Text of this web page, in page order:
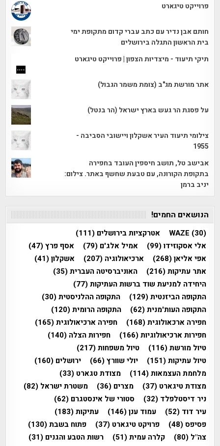
פרוייקט טיגארט
חותם אבן נדיר עם כתב עברי קדום מתקופת ימי
בית הראשון התגלה בירושלים
תיקי תיעוד - מיצדיות הצפון | פרוייקט טיגארט
אתר מורשת מג"ב (צומת משמר הגבול)
על פסגת הר געש בארץ ישראל (הר בנטל)
צילומי תיעוד העיר אשקלון ויישובי הסביבה -
1955
אבישב טל, תושב חיספין העובד בחפירה
בתקופת הקורונה, עם טבעת שחשף באתר. צילום:
יניב ברמן
הנושאים החמים!
WAZE (30) אטרקציות בירושלים (111)
אלי אסקוזידו(99) אמיל אלג'ם (79) אסף פרץ(47)
אפי אליאן(268) ארכיאולוגיה (207) אשקלון(41)
אתר עתיקות(216) האוניברסיטה העברית(35)
היחידה למניעת שוד ברשות העתיקות(77)
התקופה הביזנטית(129) התקופה ההלניסטית(30)
התקופה העות'מנית(62) התקופה הרומית(120)
חפירה ארכאולוגית(168) חפירה ארכיאולוגית(165)
חפירות ארכיאולוגיות(166) חפירות הצלה (140)
טיול מורשת(116) טיול משפחות(217)
טיול עתיקות(151) יולי שוורץ(66) ירושלים (160)
מלחמת העצמאות(114) מצודת טגארט (33)
מצודת טיגארט (37) מצרים (36) משטרת ישראל (82)
ניר דיסטלפלד (32) סטורי של אינסטגרם (62)
עיר דוד (52) עמוד ענן(146) עתיקות(183)
פסיפס(48) פרויקט טיגארט (37) פתוח בשבת(130)
צה"ל (80) קלרה עמית(51) רשות הטבע והגנים (31)